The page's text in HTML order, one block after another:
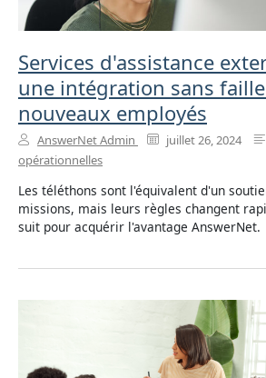
Services d'assistance
une intégration sans
nouveaux employés
AnswerNet Admin juillet 26, 2024
opérationnelles
Les téléthons sont l'équivalent d'un
missions, mais leurs règles changent
suit pour acquérir l'avantage AnswerNet.